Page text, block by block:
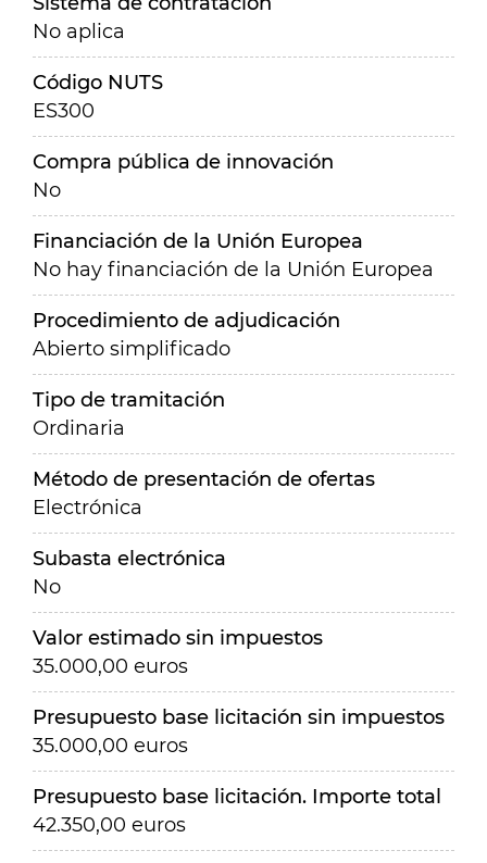
No aplica
Código NUTS
ES300
Compra pública de innovación
No
Financiación de la Unión Europea
No hay financiación de la Unión Europea
Procedimiento de adjudicación
Abierto simplificado
Tipo de tramitación
Ordinaria
Método de presentación de ofertas
Electrónica
Subasta electrónica
No
Valor estimado sin impuestos
35.000,00 euros
Presupuesto base licitación sin impuestos
35.000,00 euros
Presupuesto base licitación. Importe total
42.350,00 euros